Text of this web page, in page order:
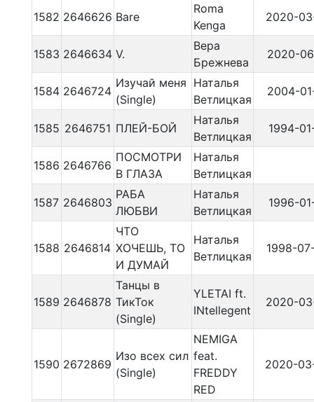
1582 2646626 Bare
Roma
Kenga
2020-
1583 2646634 V.
Вера
Брежнева
2020-
1584 2646724
Изучай меня
(Single)
Наталья
Ветлицкая
2004-
1585 2646751 ПЛЕЙ-БОЙ
Наталья
Ветлицкая
1994-
1586 2646766
ПОСМОТРИ
В ГЛАЗА
Наталья
Ветлицкая
1587 2646803
РАБА
ЛЮБВИ
Наталья
Ветлицкая
1996-
1588 2646814
ЧТО
ХОЧЕШЬ, ТО
И ДУМАЙ
Наталья
Ветлицкая
1998-
1589 2646878
Танцы в
ТикТок
(Single)
YLETAI ft.
INtellegent
2020-
1590 2672869
Изо всех сил
(Single)
NEMIGA
feat.
FREDDY
RED
2020-